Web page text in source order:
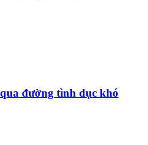
đường tình dục khó